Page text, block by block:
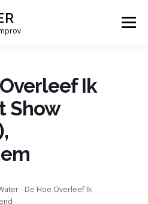
Menu
THEATERSHOWS
Ik
Show